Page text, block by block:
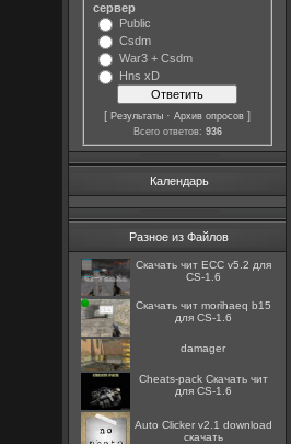
сервер
Public
Csdm
War3 + Csdm
Hns xD
[Результаты ·Архив опросов ]
Всего ответов: 936
Календарь
Разное из Файлов
Скачать чит ECC v5.2 для
CS-1.6
Скачать чит morihaeq b15
для CS-1.6
damager
Cheats-pack Скачать чит
для CS-1.6
Auto Clicker v2.1 download
скачать